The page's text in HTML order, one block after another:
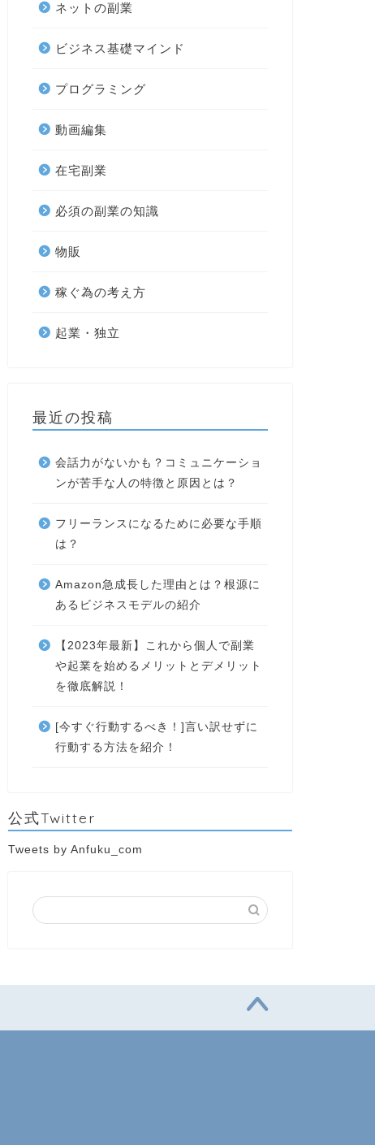
ネットの副業
ビジネス基礎マインド
プログラミング
動画編集
在宅副業
必須の副業の知識
物販
稼ぐ為の考え方
起業・独立
最近の投稿
会話力がないかも？コミュニケーショ
ンが苦手な人の特徴と原因とは？
フリーランスになるために必要な手順
は？
Amazon急成長した理由とは？根源に
あるビジネスモデルの紹介
【2023年最新】これから個人で副業
や起業を始めるメリットとデメリット
を徹底解説！
[今すぐ行動するべき！]言い訳せずに
行動する方法を紹介！
公式Twitter
Tweets by Anfuku_com